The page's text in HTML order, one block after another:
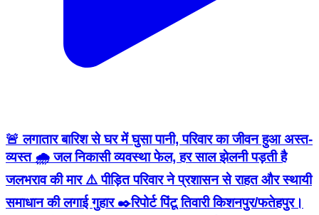
🚨 लगातार बारिश से घर में घुसा पानी, परिवार का जीवन हुआ अस्त-
व्यस्त 🌧️ जल निकासी व्यवस्था फेल, हर साल झेलनी पड़ती है
जलभराव की मार ⚠️ पीड़ित परिवार ने प्रशासन से राहत और स्थायी
समाधान की लगाई गुहार ✒️रिपोर्ट पिंटू तिवारी किशनपुर/फतेहपुर।